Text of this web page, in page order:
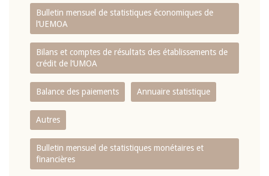
Bulletin mensuel de statistiques économiques de
l‘UEMOA
Bilans et comptes de résultats des établissements de
crédit de l‘UMOA
Balance des paiements Annuaire statistique
Autres
Bulletin mensuel de statistiques monétaires et
financières